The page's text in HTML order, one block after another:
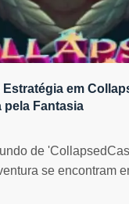
Estratégia em
pela Fantasia
de
se encontram